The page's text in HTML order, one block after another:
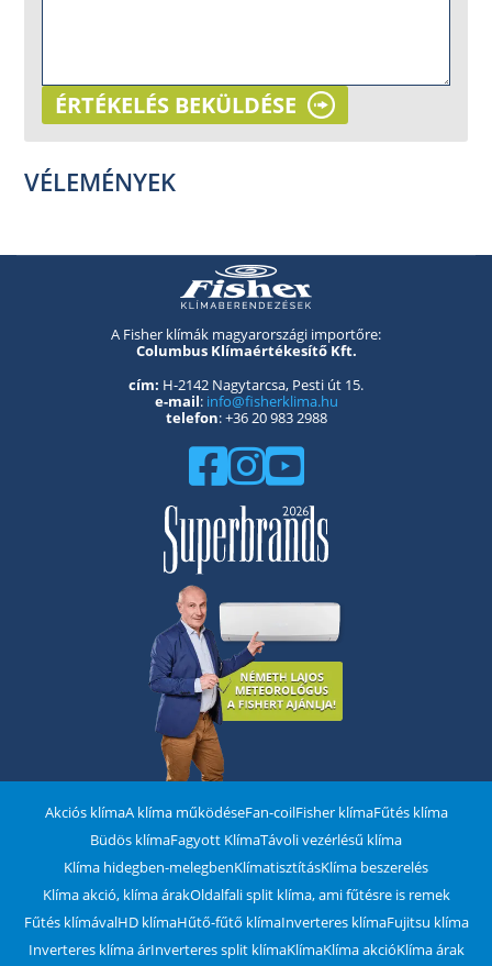
ÉRTÉKELÉS BEKÜLDÉSE
VÉLEMÉNYEK
A Fisher klímák magyarországi importőre:
Columbus Klímaértékesítő Kft.
cím: H-2142 Nagytarcsa, Pesti út 15.
e-mail: info@fisherklima.hu
telefon: +36 20 983 2988
Akciós klímaA klíma működéseFan-coilFisher klímaFűtés klíma
Büdös klímaFagyott KlímaTávoli vezérlésű klíma
Klíma hidegben-melegbenKlímatisztításKlíma beszerelés
Klíma akció, klíma árakOldalfali split klíma, ami fűtésre is remek
Fűtés klímávalHD klímaHűtő-fűtő klímaInverteres klímaFujitsu klíma
Inverteres klíma árInverteres split klímaKlímaKlíma akcióKlíma árak